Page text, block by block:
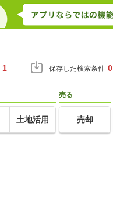
1 保存した検索条件 0
土地活用
売る
売却